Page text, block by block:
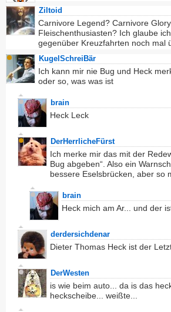
Ziltoid
Carnivore Legend? Carnivore
Fleischenthusiasten? Ich glaube
gegenüber Kreuzfahrten noch mal
KugelSchreiBär
Ich kann mir nie Bug und Heck
oder so, was was ist
brain
Heck Leck
DerHerrlicheFürst
Ich merke mir das mit der
Bug abgeben“. Also ein
bessere Eselsbrücken, aber so
brain
Heck mich am Ar... und der
derdersichdenar
Dieter Thomas Heck ist der
DerWesten
is wie beim auto... da is das
heckscheibe... weißte...